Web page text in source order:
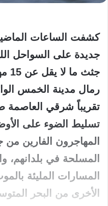
كشفت الساعات
جديدة على السواحل
تقريباً شرقي
تسليط الضوء على
المهاجرون الفارين من
المسلحة في بلدانهم،
المسارات المليئة
الأخرى من البحر